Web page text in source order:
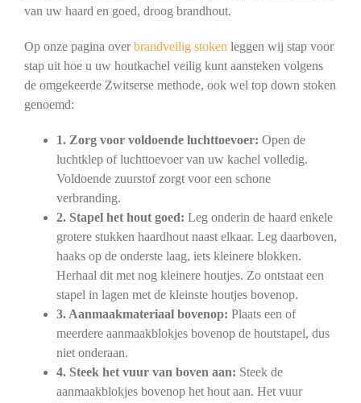
van uw haard en goed, droog brandhout.
Op onze pagina overbrandveilig stoken leggen wij stap voor
stap uit hoe u uw houtkachel veilig kunt aansteken volgens
de omgekeerde Zwitserse methode, ook wel top down stoken
genoemd:
1. Zorg voor voldoende luchttoevoer: Open de
luchtklep of luchttoevoer van uw kachel volledig.
Voldoende zuurstof zorgt voor een schone
verbranding.
2. Stapel het hout goed: Leg onderin de haard enkele
grotere stukken haardhout naast elkaar. Leg daarboven,
haaks op de onderste laag, iets kleinere blokken.
Herhaal dit met nog kleinere houtjes. Zo ontstaat een
stapel in lagen met de kleinste houtjes bovenop.
3. Aanmaakmateriaal bovenop: Plaats een of
meerdere aanmaakblokjes bovenop de houtstapel, dus
niet onderaan.
4. Steek het vuur van boven aan: Steek de
aanmaakblokjes bovenop het hout aan. Het vuur